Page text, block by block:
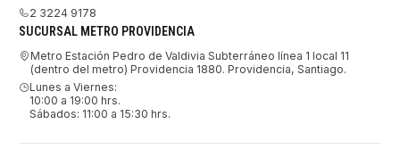
2 3224 9178
SUCURSAL METRO PROVIDENCIA
Metro Estación Pedro de Valdivia Subterráneo línea 1 local 11
(dentro del metro) Providencia 1880. Providencia, Santiago.
Lunes a Viernes:
10:00 a 19:00 hrs.
Sábados: 11:00 a 15:30 hrs.